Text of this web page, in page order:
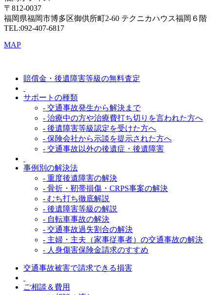
〒812-0037
福岡県福岡市博多区御供所町2-60 テクニカハウス福岡６階
TEL:092-407-6817
MAP
賠償金・後遺障害等級の無料査定
サポートの種類
- 交通事故発生から解決まで
- 治療中の方や治療費打ち切りを言われた方へ
- 後遺障害等級認定を受けた方へ
- 保険会社から示談を提示された方へ
- 交通事故以外の後遺症・後遺障害
事例別の解決法
- 重度後遺障害の解決
- 骨折・靭帯損傷・CRPS事案の解決
- むち打ち徹底解説
- 後遺障害等級の解説
- 自転車事故の解決
- 交通事故過失割合の解決
- 主婦・主夫（家事従事者）の交通事故の解決
- 人身傷害保険金請求のすすめ
交通事故被害で請求できる損害
ご相談＆費用